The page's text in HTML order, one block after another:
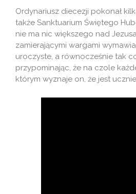
Ordynariusz diecezji pokonał
także Sanktuarium Świętego
nie ma nic większego nad
zamierającymi wargami
uroczyste, a równocześnie tak
przypominając, że na czole
którym wyznaje on, że jest